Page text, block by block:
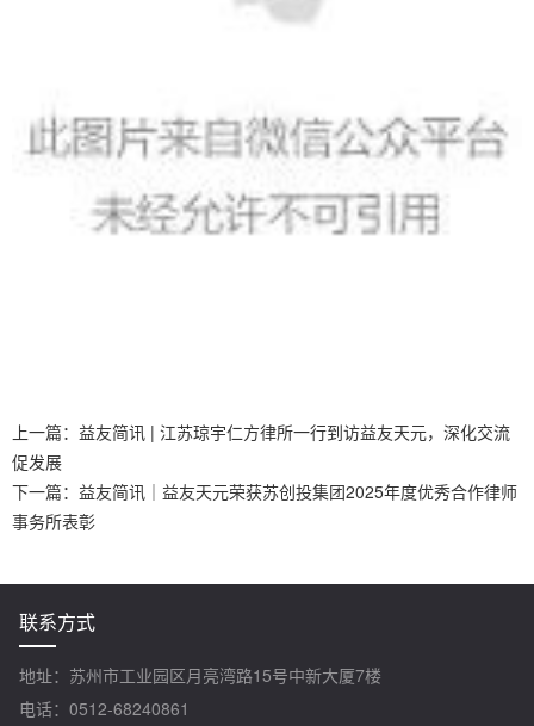
上一篇： 益友简讯 | 江苏琼宇仁方律所一行到访益友天元，深化交流
促发展
下一篇： 益友简讯｜益友天元荣获苏创投集团2025年度优秀合作律师
事务所表彰
联系方式
地址：苏州市工业园区月亮湾路15号中新大厦7楼
电话：0512-68240861